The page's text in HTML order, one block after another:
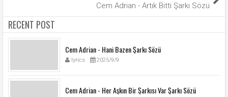
Cem Adrian - Artık Bitti Şarkı Sözü
RECENT POST
Cem Adrian - Hani Bazen Şarkı Sözü
lyrics 2025/9/9
Cem Adrian - Her Aşkın Bir Şarkısı Var Şarkı Sözü